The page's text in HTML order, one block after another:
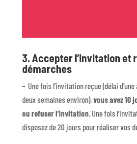
3. Accepter l’invitation et
démarches
–Une fois l’invitation reçue (délai d’une
deux semaines environ),vous avez 10
ou refuser l’invitation . Une fois
disposez de 20 jours pour réaliser vos